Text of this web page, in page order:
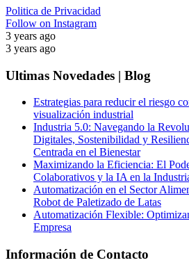
Politica de Privacidad
Follow on Instagram
3 years ago
3 years ago
Ultimas Novedades | Blog
Estrategias para reducir el riesgo
visualización industrial
Industria 5.0: Navegando la
Digitales, Sostenibilidad y
Centrada en el Bienestar
Maximizando la Eficiencia: El
Colaborativos y la IA en la
Automatización en el Sector
Robot de Paletizado de Latas
Automatización Flexible:
Empresa
Información de Contacto